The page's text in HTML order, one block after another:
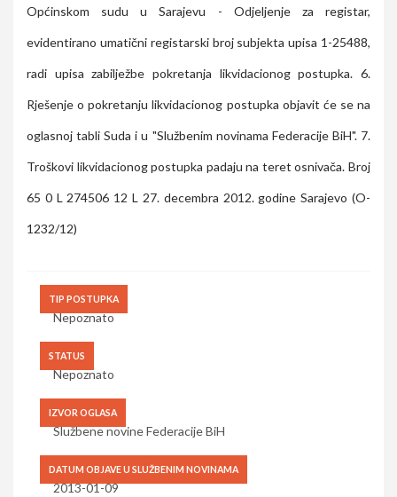
Općinskom sudu u Sarajevu - Odjeljenje za registar,
evidentirano umatični registarski broj subjekta upisa 1-25488,
radi upisa zabilježbe pokretanja likvidacionog postupka. 6.
Rješenje o pokretanju likvidacionog postupka objavit će se na
oglasnoj tabli Suda i u "Službenim novinama Federacije BiH". 7.
Troškovi likvidacionog postupka padaju na teret osnivača. Broj
65 0 L 274506 12 L 27. decembra 2012. godine Sarajevo (O-
1232/12)
TIP POSTUPKA
Nepoznato
STATUS
Nepoznato
IZVOR OGLASA
Službene novine Federacije BiH
DATUM OBJAVE U SLUŽBENIM NOVINAMA
2013-01-09